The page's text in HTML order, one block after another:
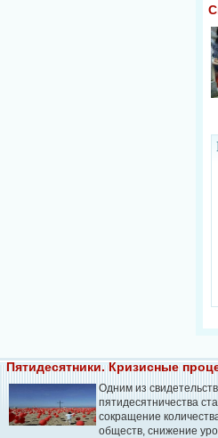
Пятидесятники. Кризисные
Одним из
пятидесятничества
сокращение
обществ, снижение